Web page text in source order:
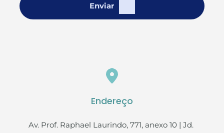
Enviar
Endereço
Av. Prof. Raphael Laurindo, 771, anexo 10 | Jd.